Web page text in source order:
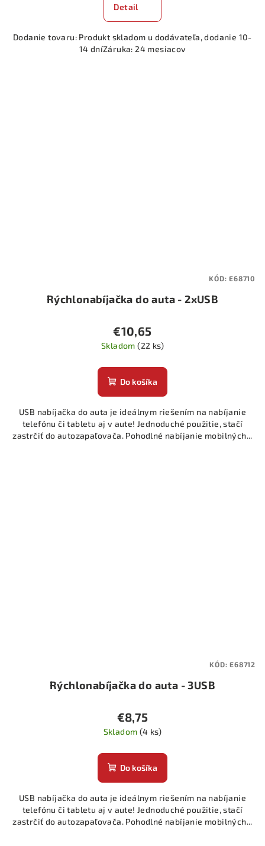
Detail
Dodanie tovaru: Produkt skladom u dodávateľa, dodanie 10-
14 dníZáruka: 24 mesiacov
Rýchlonabíjačka do auta - 2xUSB
€10,65
Skladom(22 ks)
Do košíka
USB nabíjačka do auta je ideálnym riešením na nabíjanie
telefónu či tabletu aj v aute! Jednoduché použitie, stačí
zastrčiť do autozapaľovača. Pohodlné nabíjanie mobilných...
KÓD:E68710
Rýchlonabíjačka do auta - 3USB
€8,75
Skladom (4 ks)
Do košíka
USB nabíjačka do auta je ideálnym riešením na nabíjanie
telefónu či tabletu aj v aute! Jednoduché použitie, stačí
zastrčiť do autozapaľovača. Pohodlné nabíjanie mobilných...
KÓD:E68712